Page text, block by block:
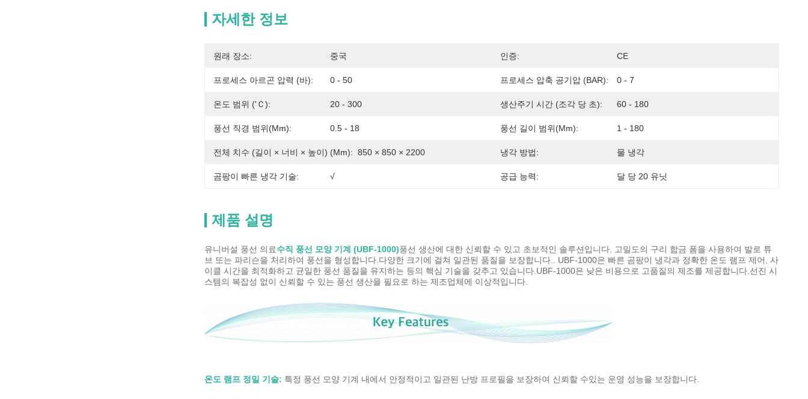
자세한 정보
원래 장소: 중국 인증: CE
프로세스 아르곤 압력 (바): 0 - 50 프로세스 압축 공기압 (BAR): 0 - 7
온도 범위 ('Ｃ): 20 - 300 생산주기 시간 (조각 당 초): 60 - 180
풍선 직경 범위(mm): 0.5 - 18 풍선 길이 범위(mm): 1 - 180
전체 치수 (길이 × 너비 × 높이) (mm): 850 × 850 × 2200 냉각 방법: 물 냉각
곰팡이 빠른 냉각 기술: √ 공급 능력: 달 당 20 유닛
제품 설명
유니버설 풍선 의료수직 풍선 모양 기계 (UBF-1000)풍선 생산에 대한 신뢰할 수 있고 초보적인 솔루션입니다. 고밀도의 구리 합금 폼을 사용하여 발로 튜
브 또는 파리슨을 처리하여 풍선을 형성합니다.다양한 크기에 걸쳐 일관된 품질을 보장합니다.. UBF-1000은 빠른 곰팡이 냉각과 정확한 온도 램프 제어, 사
이클 시간을 최적화하고 균일한 풍선 품질을 유지하는 등의 핵심 기술을 갖추고 있습니다.UBF-1000은 낮은 비용으로 고품질의 제조를 제공합니다.선진 시
스템의 복잡성 없이 신뢰할 수 있는 풍선 생산을 필요로 하는 제조업체에 이상적입니다.
온도 램프 정밀 기술: 특정 풍선 모양 기계 내에서 안정적이고 일관된 난방 프로필을 보장하여 신뢰할 수있는 운영 성능을 보장합니다.